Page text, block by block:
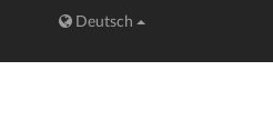
Deutsch